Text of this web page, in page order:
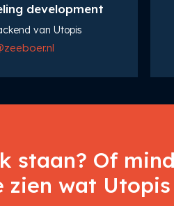
development
van Utopis
staan? Of
zien wat